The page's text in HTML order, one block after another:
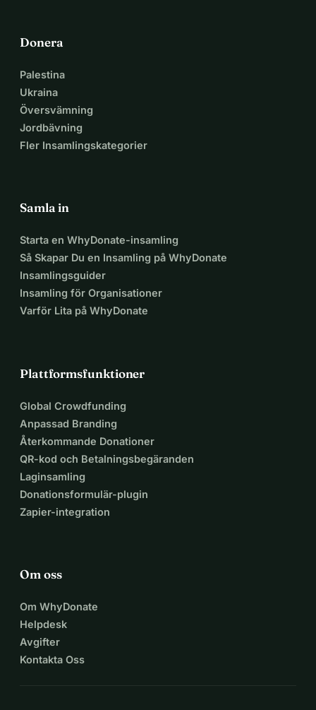
Donera
Palestina
Ukraina
Översvämning
Jordbävning
Fler Insamlingskategorier
Samla in
Starta en WhyDonate-insamling
Så Skapar Du en Insamling på WhyDonate
Insamlingsguider
Insamling för Organisationer
Varför Lita på WhyDonate
Plattformsfunktioner
Global Crowdfunding
Anpassad Branding
Återkommande Donationer
QR-kod och Betalningsbegäranden
Laginsamling
Donationsformulär-plugin
Zapier-integration
Om oss
Om WhyDonate
Helpdesk
Avgifter
Kontakta Oss